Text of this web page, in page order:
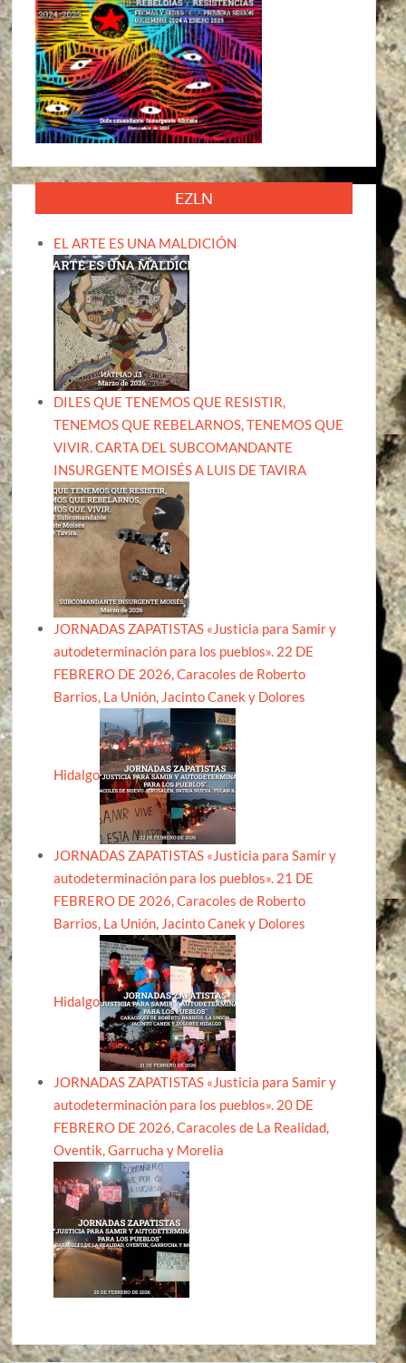
EZLN
EL ARTE ES UNA MALDICIÓN
DILES QUE TENEMOS QUE RESISTIR,
TENEMOS QUE REBELARNOS, TENEMOS QUE
VIVIR. CARTA DEL SUBCOMANDANTE
INSURGENTE MOISÉS A LUIS DE TAVIRA
JORNADAS ZAPATISTAS «Justicia para Samir y
autodeterminación para los pueblos». 22 DE
FEBRERO DE 2026, Caracoles de Roberto
Barrios, La Unión, Jacinto Canek y Dolores
Hidalgo
JORNADAS ZAPATISTAS «Justicia para Samir y
autodeterminación para los pueblos». 21 DE
FEBRERO DE 2026, Caracoles de Roberto
Barrios, La Unión, Jacinto Canek y Dolores
Hidalgo
JORNADAS ZAPATISTAS «Justicia para Samir y
autodeterminación para los pueblos». 20 DE
FEBRERO DE 2026, Caracoles de La Realidad,
Oventik, Garrucha y Morelia